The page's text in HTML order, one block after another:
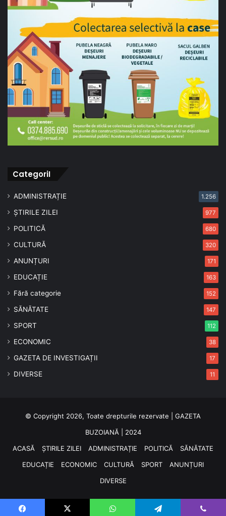
CategoriI
ADMINISTRAȚIE 1.256
ȘTIRILE ZILEI 977
POLITICĂ 680
CULTURĂ 320
ANUNȚURI 171
EDUCAȚIE 163
Fără categorie 152
SĂNĂTATE 147
SPORT 112
ECONOMIC 38
GAZETA DE INVESTIGAȚII 17
DIVERSE 11
© Copyright 2026, Toate drepturile rezervate | GAZETA
BUZOIANĂ | 2024
ACASĂ
ȘTIRILE ZILEI ADMINISTRAȚIE POLITICĂ
SĂNĂTATE
EDUCAȚIE
ECONOMIC CULTURĂ SPORT
ANUNȚURI
DIVERSE